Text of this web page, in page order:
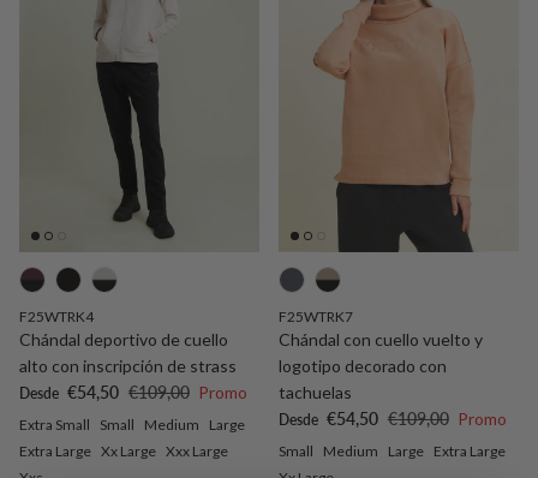
F25WTRK4
Chándal deportivo de cuello
alto con inscripción de strass
Precio de venta
Desde €54,50 Precio normal
€109,00 Promo
Extra Small Small Medium
Large
Extra Large Xx Large Xxx Large
F25WTRK7
Chándal con cuello vuelto y
logotipo decorado con
tachuelas
Precio de venta
Desde €54,50 Precio normal
€109,00 Promo
Small Medium Large Extra Large